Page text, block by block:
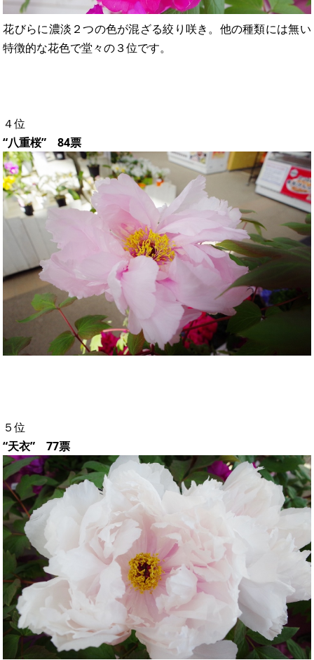
花びらに濃淡２つの色が混ざる絞り咲き。他の種類には無い
特徴的な花色で堂々の３位です。
４位
“八重桜” 84票
５位
“天衣” 77票